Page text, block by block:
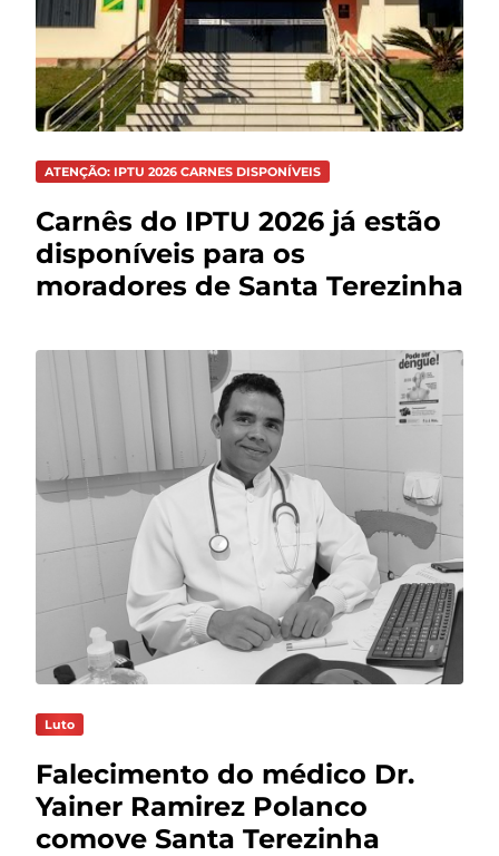
ATENÇÃO: IPTU 2026 CARNES DISPONÍVEIS
Carnês do IPTU 2026 já estão
disponíveis para os
moradores de Santa Terezinha
Luto
Falecimento do médico Dr.
Yainer Ramirez Polanco
comove Santa Terezinha